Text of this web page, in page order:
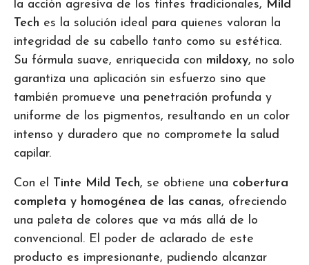
la acción agresiva de los tintes tradicionales, Mild
Tech es la solución ideal para quienes valoran la
integridad de su cabello tanto como su estética.
Su fórmula suave, enriquecida con mildoxy, no solo
garantiza una aplicación sin esfuerzo sino que
también promueve una penetración profunda y
uniforme de los pigmentos, resultando en un color
intenso y duradero que no compromete la salud
capilar.
Con el Tinte Mild Tech, se obtiene una cobertura
completa y homogénea de las canas, ofreciendo
una paleta de colores que va más allá de lo
convencional. El poder de aclarado de este
producto es impresionante, pudiendo alcanzar